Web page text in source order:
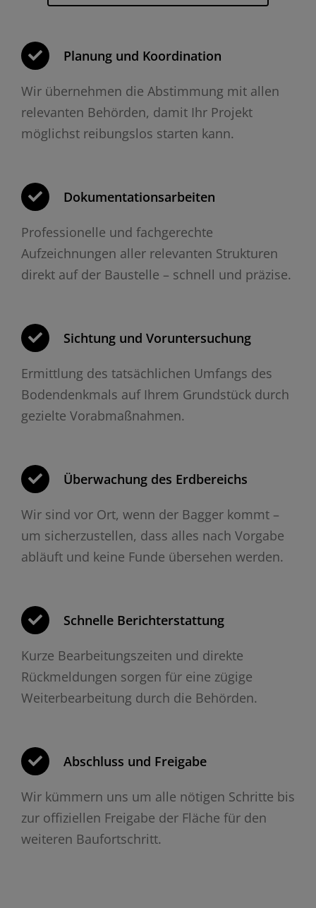
Planung und Koordination
Wir übernehmen die Abstimmung mit allen
relevanten Behörden, damit Ihr Projekt
möglichst reibungslos starten kann.
Dokumentationsarbeiten
Professionelle und fachgerechte
Aufzeichnungen aller relevanten Strukturen
direkt auf der Baustelle – schnell und präzise.
Sichtung und Voruntersuchung
Ermittlung des tatsächlichen Umfangs des
Bodendenkmals auf Ihrem Grundstück durch
gezielte Vorabmaßnahmen.
Überwachung des Erdbereichs
Wir sind vor Ort, wenn der Bagger kommt –
um sicherzustellen, dass alles nach Vorgabe
abläuft und keine Funde übersehen werden.
Schnelle Berichterstattung
Kurze Bearbeitungszeiten und direkte
Rückmeldungen sorgen für eine zügige
Weiterbearbeitung durch die Behörden.
Abschluss und Freigabe
Wir kümmern uns um alle nötigen Schritte bis
zur offiziellen Freigabe der Fläche für den
weiteren Baufortschritt.